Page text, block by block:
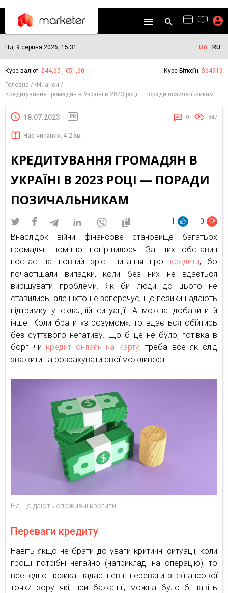
Нд, 9 серпня 2026, 15:31 UA RU
Курс валют: $44,65 , €51,60 Курс Біткоїн: $64919
Головна
Фінанси
Кредитування громадян в Україні в 2023 році — поради позичальникам
18.07.2023 PR 0 847
Час читання: 4.2 хв.
КРЕДИТУВАННЯ ГРОМАДЯН В
УКРАЇНІ В 2023 РОЦІ — ПОРАДИ
ПОЗИЧАЛЬНИКАМ
1 0
Внаслідок війни фінансове становище багатьох
громадян помітно погіршилося. За цих обставин
постає на повний зріст питання про кредити, бо
почастішали випадки, коли без них не вдається
вирішувати проблеми. Як би люди до цього не
ставились, але ніхто не заперечує, що позики надають
підтримку у складній ситуації. А можна добавити й
інше. Коли брати «з розумом», то вдається обійтись
без суттєвого негативу. Що б це не було, готівка в
борг чи кредит онлайн на карту, треба все як слід
зважити та розрахувати свої можливості.
На що дають споживчі кредити
Переваги кредиту
Навіть якщо не брати до уваги критичні ситуації, коли
гроші потрібні негайно (наприклад, на операцію), то
все одно позика надає певні переваги з фінансової
точки зору які, при бажанні, можна було б навіть